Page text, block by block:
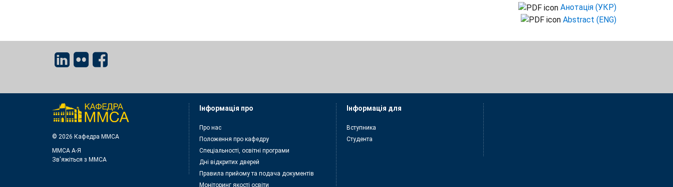
Анотація (УКР)
Abstract (ENG)
© 2026 Кафедра ММСА
ММСА A-Я
Зв'яжіться з MMСА
Інформація про
Про нас
Положення про кафедру
Спеціальності, освітні програми
Дні відкритих дверей
Правила прийому та подача документiв
Моніторинг якості освіти
Інформація для
Вступника
Студента